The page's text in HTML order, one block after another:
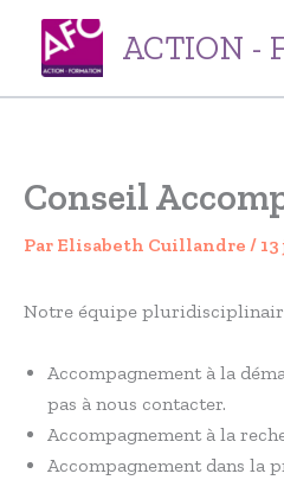
contenu
ACTION -
Conseil
Par Elisabeth Cuillandre /
Notre équipe
Accompagnement à la
pas à nous contacter.
Accompagnement à la
Accompagnement dans la